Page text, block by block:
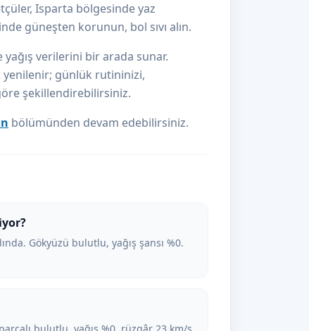
Isparta bölgesinde yaz
güneşten korunun, bol sıvı alın.
yağış verilerini bir arada sunar.
yenilenir; günlük rutininizi,
şekillendirebilirsiniz.
bölümünden devam edebilirsiniz.
Gökyüzü bulutlu, yağış şansı %0.